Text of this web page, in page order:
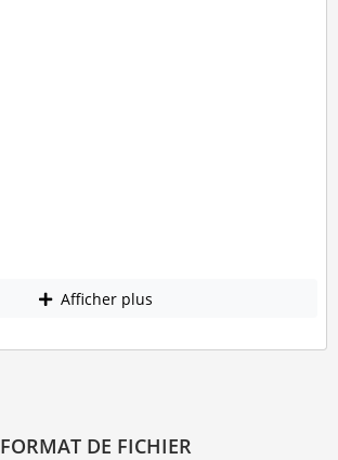
Afficher plus
FORMAT DE FICHIER